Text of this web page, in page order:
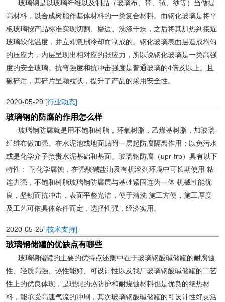
玻璃钢是以玻璃纤维以及制品（玻璃布、带、毡、纱等）当做提
高材料，以合成树脂作基体材料的一类复合材料。而钢化玻璃是将平
板玻璃按产品标准实现切割、磨边、洗涤干燥，之后将其加热到接近
玻璃软化温度，并立即急剧冷却而制成的。钢化玻璃表面层造成均匀
的压应力，内层呈现出相对应的张应力，所以说钢化玻璃是一类高强
度的安全玻璃。抗弯强度和抗冲击强度是普通玻璃的4倍及以上。且
破碎后，其碎片呈颗粒状，提升了产品的采用安全性。
2020-05-29 [行业动态]
玻璃钢的防腐的作用怎么样
玻璃钢防腐就是用不饱和树脂，环氧树脂，乙烯基树脂，加玻璃
纤维布做加强。在水泥池或地面贴附一层起防腐隔离作用；以免污水
或是化学介子负责水泥基础和基面。玻璃钢防腐（upr-frp）具有以下
特性： 耐化学腐蚀，在强酸碱盐油及有机溶剂环境中可长期使用 粘
连力强，不饱和树脂玻璃钢防腐层与基础紧固连为一体 机械性能优
良，坚韧而抗冲击，表面平整光洁，便于清洗 施工方便，施工厚度
及工艺可依具体条件而定，选择性强，经济实用。
2020-05-25 [技术支持]
玻璃钢储罐的优缺点有哪些
玻璃钢储罐的主要的优特点还集中在于玻璃钢酸碱储罐的耐腐蚀
性、轻质高强、热性能好、可设计性以及我厂玻璃钢酸碱储罐的工艺
性上的优良体现，是理想的热防护和耐烧蚀材料也是优良的绝热材
料，能承受高速气流的冲刷，其次玻璃钢酸碱储罐的可设计性好灵活